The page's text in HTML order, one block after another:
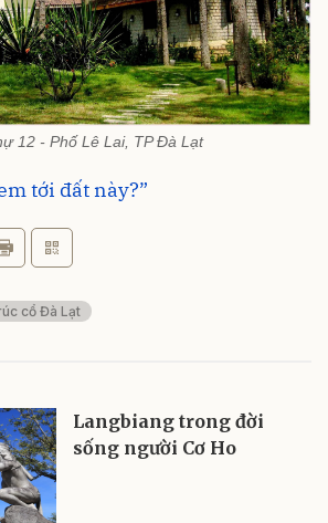
12 - Phố Lê Lai, TP Đà Lạt
tới đất này?”
cổ Đà Lạt
Langbiang trong đời
sống người Cơ Ho